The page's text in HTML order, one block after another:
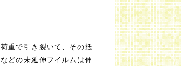
重で引き裂いて、その抵
どの未延伸フイルムは伸